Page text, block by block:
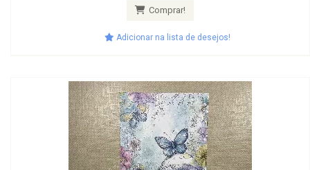
Comprar!
Adicionar na lista de desejos!